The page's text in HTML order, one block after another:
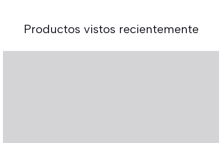
Productos vistos recientemente